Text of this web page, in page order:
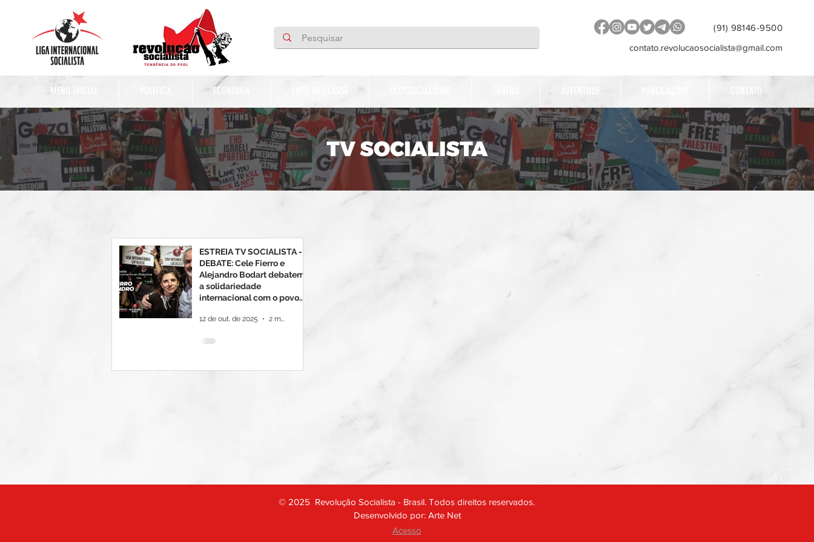
(91) 98146-9500
contato.revolucaosocialista@gmail.com
MENU INICIAL ECONOMIA CONTATO
TV SOCIALISTA
ESTREIA TV SOCIALISTA -
DEBATE: Cele Fierro e
Alejandro Bodart debatem
a solidariedade
internacional com o povo
de Buenos Aires/Argentina
12 de out. de 2025 2 min de leitura
© 2025 Revolução Socialista - Brasil. Todos direitos reservados.
Desenvolvido por: Arte Net
Acesso